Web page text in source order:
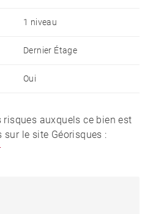
1 niveau
Dernier Étage
Oui
auxquels ce bien est
le site Géorisques :